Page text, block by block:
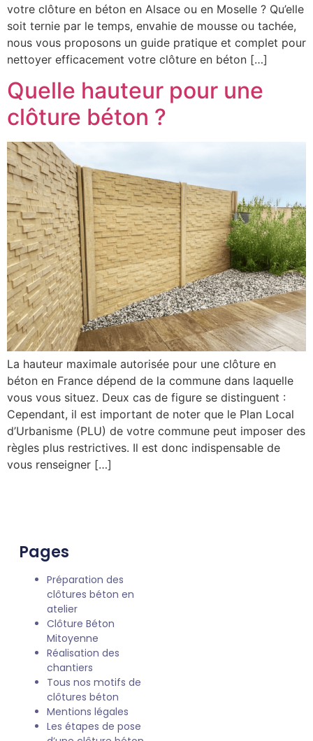
votre clôture en béton en Alsace ou en Moselle ? Qu’elle
soit ternie par le temps, envahie de mousse ou tachée,
nous vous proposons un guide pratique et complet pour
nettoyer efficacement votre clôture en béton […]
Quelle hauteur pour une
clôture béton ?
La hauteur maximale autorisée pour une clôture en
béton en France dépend de la commune dans laquelle
vous vous situez. Deux cas de figure se distinguent :
Cependant, il est important de noter que le Plan Local
d’Urbanisme (PLU) de votre commune peut imposer des
règles plus restrictives. Il est donc indispensable de
vous renseigner […]
Pages
Préparation des
clôtures béton en
atelier
Clôture Béton
Mitoyenne
Réalisation des
chantiers
Tous nos motifs de
clôtures béton
Mentions légales
Les étapes de pose